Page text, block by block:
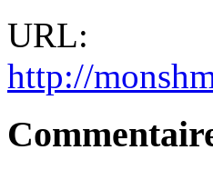
URL:
http://